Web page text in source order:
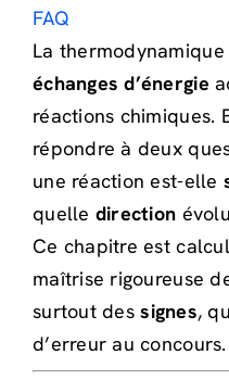
FAQ
La
échanges d’énergie
réactions chimiques.
répondre à deux
une réaction est-elle
quelle direction
Ce chapitre est
maîtrise rigoureuse
surtout dessignes,
d’erreur au concours.